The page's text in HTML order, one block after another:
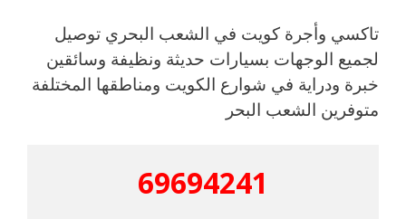
تاكسي وأجرة كويت في الشعب البحري توصيل
لجميع الوجهات بسيارات حديثة ونظيفة وسائقين
خبرة ودراية في شوارع الكويت ومناطقها المختلفة
متوفرين الشعب البحر
69694241